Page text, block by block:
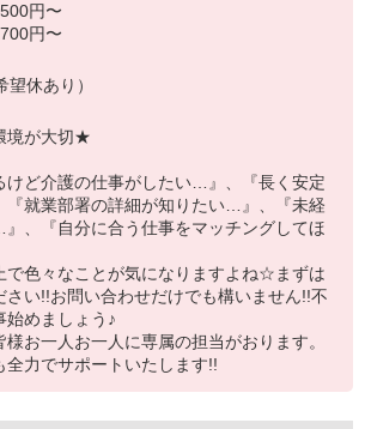
円〜
円〜
休あり）
境が大切★
けど介護の仕事がしたい…』、『長く安定
『就業部署の詳細が知りたい…』、『未経
、『自分に合う仕事をマッチングしてほ
で色々なことが気になりますよね☆まずは
さい!!お問い合わせだけでも構いません!!不
始めましょう♪
お一人お一人に専属の担当がおります。
全力でサポートいたします!!